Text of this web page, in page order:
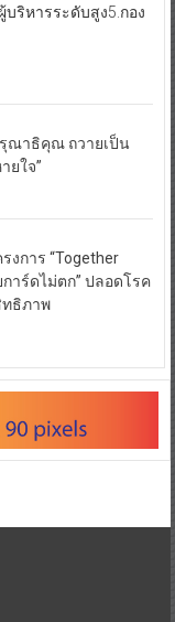
นที่ 1,รุ่นที่ 2 และรุ่นที่
รและภาคีเครือข่าย
ริหารระดับสูง5.กอง
ทธิภาพ